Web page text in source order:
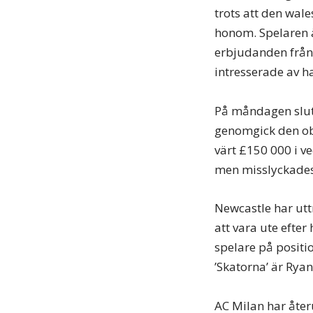
trots att den
honom.
erbjudanden
intresserade av
På måndagen
genomgick den
värt £150 000 i
men
Newcastle har
att vara ute efter
spelare på
’Skatorna’ är
AC Milan har